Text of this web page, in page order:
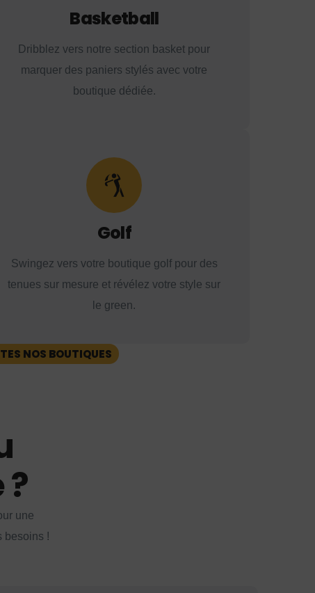
Basketball
Dribblez vers notre section basket pour
marquer des paniers stylés avec votre
boutique dédiée.
Golf
Swingez vers votre boutique golf pour des
tenues sur mesure et révélez votre style sur
le green.
NOS BOUTIQUES
une
besoins !